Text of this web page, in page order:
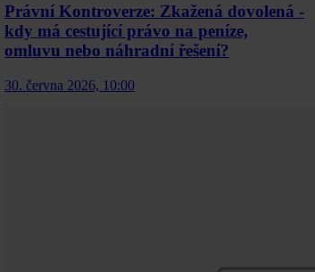
Právní Kontroverze: Zkažená dovolená -
kdy má cestující právo na peníze,
omluvu nebo náhradní řešení?
30. června 2026, 10:00